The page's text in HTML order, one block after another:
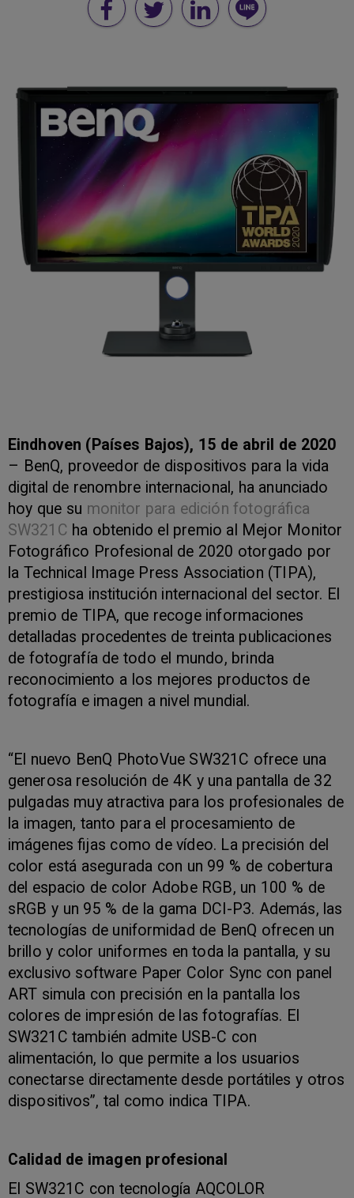
Eindhoven (Países Bajos), 15 de abril de 2020
– BenQ, proveedor de dispositivos para la vida
digital de renombre internacional, ha anunciado
hoy que su monitor para edición fotográfica
SW321C ha obtenido el premio al Mejor Monitor
Fotográfico Profesional de 2020 otorgado por
la Technical Image Press Association (TIPA),
prestigiosa institución internacional del sector. El
premio de TIPA, que recoge informaciones
detalladas procedentes de treinta publicaciones
de fotografía de todo el mundo, brinda
reconocimiento a los mejores productos de
fotografía e imagen a nivel mundial.
“El nuevo BenQ PhotoVue SW321C ofrece una
generosa resolución de 4K y una pantalla de 32
pulgadas muy atractiva para los profesionales de
la imagen, tanto para el procesamiento de
imágenes fijas como de vídeo. La precisión del
color está asegurada con un 99 % de cobertura
del espacio de color Adobe RGB, un 100 % de
sRGB y un 95 % de la gama DCI-P3. Además, las
tecnologías de uniformidad de BenQ ofrecen un
brillo y color uniformes en toda la pantalla, y su
exclusivo software Paper Color Sync con panel
ART simula con precisión en la pantalla los
colores de impresión de las fotografías. El
SW321C también admite USB-C con
alimentación, lo que permite a los usuarios
conectarse directamente desde portátiles y otros
dispositivos”, tal como indica TIPA.
Calidad de imagen profesional
El SW321C con tecnología AQCOLOR